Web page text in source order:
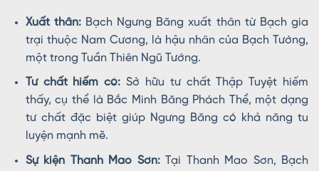
Xuất thân:Bạch Ngưng Băng xuất thân từ Bạch gia
trại thuộc Nam Cương, là hậu nhân của Bạch Tướng,
một trong Tuần Thiên Ngũ Tướng.
Tư chất hiếm có: Sở hữu tư chất Thập Tuyệt hiếm
thấy, cụ thể là Bắc Minh Băng Phách Thể, một dạng
tư chất đặc biệt giúp Ngưng Băng có khả năng tu
luyện mạnh mẽ.
Sự kiện Thanh Mao Sơn:Tại Thanh Mao Sơn, Bạch